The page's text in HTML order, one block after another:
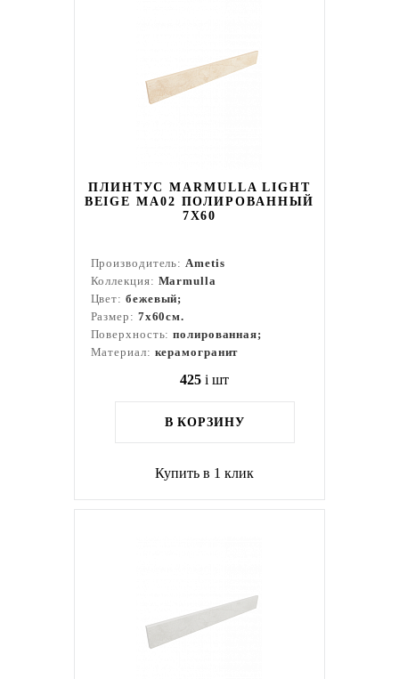
ПЛИНТУС MARMULLA LIGHT
BEIGE MA02 ПОЛИРОВАННЫЙ
7X60
Производитель:Ametis
Коллекция: Marmulla
Цвет: бежевый;
Размер: 7x60см.
Поверхность:полированная;
Материал: керамогранит
425 i шт
В КОРЗИНУ
Купить в 1 клик